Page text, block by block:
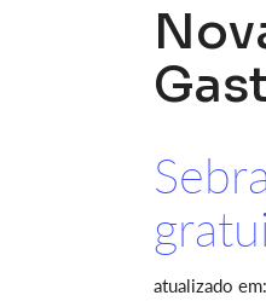
atualizado